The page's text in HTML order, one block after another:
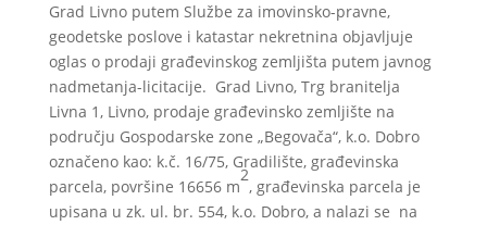
Grad Livno putem Službe za imovinsko-pravne,
geodetske poslove i katastar nekretnina objavljuje
oglas o prodaji građevinskog zemljišta putem javnog
nadmetanja-licitacije. Grad Livno, Trg branitelja
Livna 1, Livno, prodaje građevinsko zemljište na
području Gospodarske zone „Begovača“, k.o. Dobro
označeno kao: k.č. 16/75, Gradilište, građevinska
parcela, površine 16656 m
2
, građevinska parcela je
upisana u zk. ul. br. 554, k.o. Dobro, a nalazi se na